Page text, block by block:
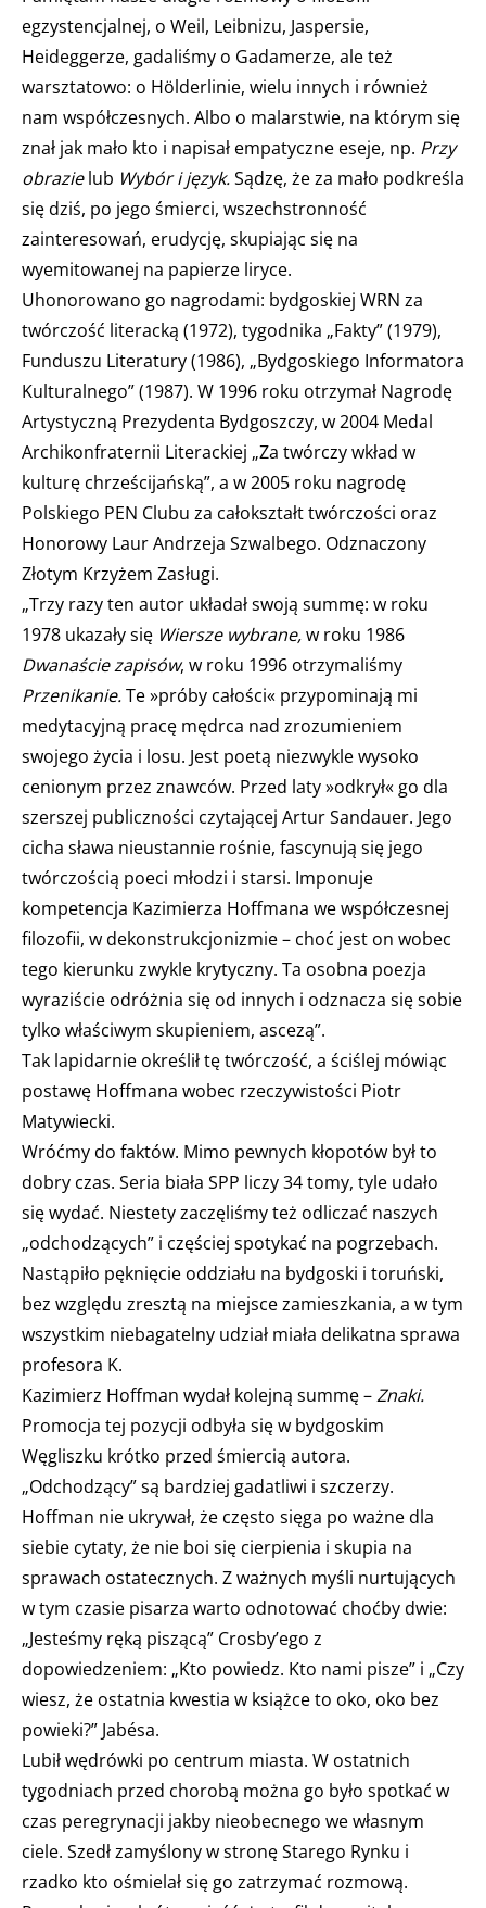
egzystencjalnej, o Weil, Leibnizu, Jaspersie,
Heideggerze, gadaliśmy o Gadamerze, ale też
warsztatowo: o Hölderlinie, wielu innych i również
nam współczesnych. Albo o malarstwie, na którym się
znał jak mało kto i napisał empatyczne eseje, np. Przy
obrazielub Wybór i język.Sądzę, że za mało podkreśla
się dziś, po jego śmierci, wszechstronność
zainteresowań, erudycję, skupiając się na
wyemitowanej na papierze liryce.
Uhonorowano go nagrodami: bydgoskiej WRN za
twórczość literacką (1972), tygodnika „Fakty” (1979),
Funduszu Literatury (1986), „Bydgoskiego Informatora
Kulturalnego” (1987). W 1996 roku otrzymał Nagrodę
Artystyczną Prezydenta Bydgoszczy, w 2004 Medal
Archikonfraternii Literackiej „Za twórczy wkład w
kulturę chrześcijańską”, a w 2005 roku nagrodę
Polskiego PEN Clubu za całokształt twórczości oraz
Honorowy Laur Andrzeja Szwalbego. Odznaczony
Złotym Krzyżem Zasługi.
„Trzy razy ten autor układał swoją summę: w roku
1978 ukazały się Wiersze wybrane,w roku 1986
Dwanaście zapisów, w roku 1996 otrzymaliśmy
Przenikanie.Te »próby całości« przypominają mi
medytacyjną pracę mędrca nad zrozumieniem
swojego życia i losu. Jest poetą niezwykle wysoko
cenionym przez znawców. Przed laty »odkrył« go dla
szerszej publiczności czytającej Artur Sandauer. Jego
cicha sława nieustannie rośnie, fascynują się jego
twórczością poeci młodzi i starsi. Imponuje
kompetencja Kazimierza Hoffmana we współczesnej
filozofii, w dekonstrukcjonizmie – choć jest on wobec
tego kierunku zwykle krytyczny. Ta osobna poezja
wyraziście odróżnia się od innych i odznacza się sobie
tylko właściwym skupieniem, ascezą”.
Tak lapidarnie określił tę twórczość, a ściślej mówiąc
postawę Hoffmana wobec rzeczywistości Piotr
Matywiecki.
Wróćmy do faktów. Mimo pewnych kłopotów był to
dobry czas. Seria biała SPP liczy 34 tomy, tyle udało
się wydać. Niestety zaczęliśmy też odliczać naszych
„odchodzących” i częściej spotykać na pogrzebach.
Nastąpiło pęknięcie oddziału na bydgoski i toruński,
bez względu zresztą na miejsce zamieszkania, a w tym
wszystkim niebagatelny udział miała delikatna sprawa
profesora K.
Kazimierz Hoffman wydał kolejną summę –Znaki.
Promocja tej pozycji odbyła się w bydgoskim
Węgliszku krótko przed śmiercią autora.
„Odchodzący” są bardziej gadatliwi i szczerzy.
Hoffman nie ukrywał, że często sięga po ważne dla
siebie cytaty, że nie boi się cierpienia i skupia na
sprawach ostatecznych. Z ważnych myśli nurtujących
w tym czasie pisarza warto odnotować choćby dwie:
„Jesteśmy ręką piszącą” Crosby’ego z
dopowiedzeniem: „Kto powiedz. Kto nami pisze” i „Czy
wiesz, że ostatnia kwestia w książce to oko, oko bez
powieki?” Jabésa.
Lubił wędrówki po centrum miasta. W ostatnich
tygodniach przed chorobą można go było spotkać w
czas peregrynacji jakby nieobecnego we własnym
ciele. Szedł zamyślony w stronę Starego Rynku i
rzadko kto ośmielał się go zatrzymać rozmową.